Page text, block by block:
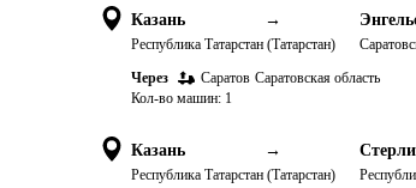
Казань →
Республика Татарстан (Татарстан)
Через Саратов Саратовская область
Кол-во машин: 1
Казань →
Республика Татарстан (Татарстан)